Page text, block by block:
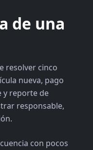
de una
resolver cinco
nueva, pago
y reporte de
responsable,
con pocos